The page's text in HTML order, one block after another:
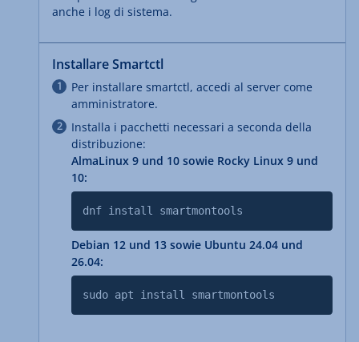
anche i log di sistema.
Installare Smartctl
Per installare smartctl, accedi al server come
amministratore.
Installa i pacchetti necessari a seconda della
distribuzione:
AlmaLinux 9 und 10 sowie Rocky Linux 9 und
10:
dnf install smartmontools
Debian 12 und 13 sowie Ubuntu 24.04 und
26.04:
sudo apt install smartmontools